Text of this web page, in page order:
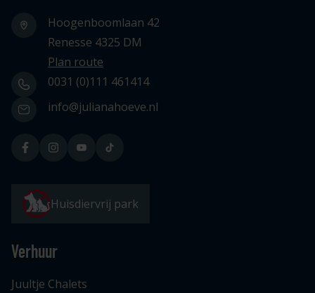
Hoogenboomlaan 42
Renesse 4325 DM
Plan route
0031 (0)111 461414
info@julianahoeve.nl
Huisdiervrij park
Verhuur
Juultje Chalets